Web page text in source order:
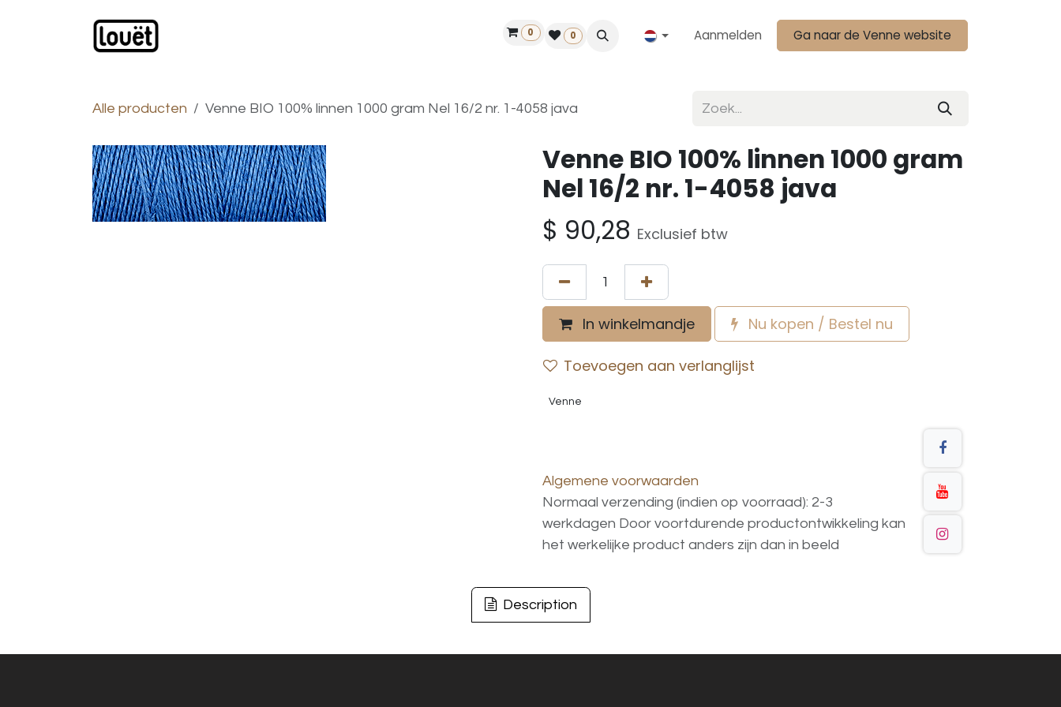
Vind een dealer
0 0 Aanmelden Ga naar de Venne website
Alle producten Venne BIO 100% linnen 1000 gram Nel 16/2 nr. 1-4058 java
Venne BIO 100% linnen 1000 gram
Nel 16/2 nr. 1-4058 java
$ 90,28 Exclusief btw
In winkelmandje Nu kopen / Bestel nu
Toevoegen aan verlanglijst
Venne
Algemene voorwaarden
Normaal verzending (indien op voorraad): 2-3
werkdagen Door voortdurende productontwikkeling kan
het werkelijke product anders zijn dan in beeld
Description